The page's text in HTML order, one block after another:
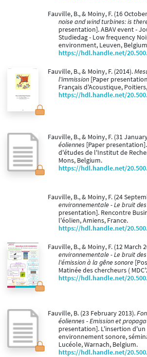
Fauville, B., & Moiny, F. (16
noise and wind turbines: is
presentation]. ABAV event -
Studiedag - Low frequency
environment, Leuven,
https://hdl.handle.net/
Fauville, B., & Moiny, F. (2014).
l'immission [Paper
Français d'Acoustique,
https://hdl.handle.net/
Fauville, B., & Moiny, F. (31
éoliennes [Paper
d'études de l'Institut de
Mons, Belgium.
https://hdl.handle.net/
Fauville, B., & Moiny, F. (24
environnementale - Le bruit
presentation]. Rencontre
l'éolien, Amiens, France.
https://hdl.handle.net/
Fauville, B., & Moiny, F. (12 March
environnementale - Le bruit
l'émission à la gêne sonore
Matinée des chercheurs (
https://hdl.handle.net/
Fauville, B. (23 February 2013).
éoliennes - Emission et
presentation]. L'insertion d'un
environnement sonore,
Lucéole, Warnach, Belgium.
https://hdl.handle.net/